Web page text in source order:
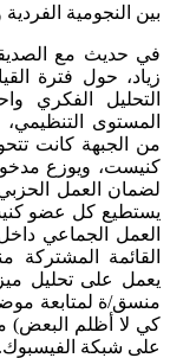
بين النجومية
في حديث مع الصديقة
زياد، حول فترة
التحليل الفكري
المستوى
من الجبهة كانت
كنيست، ويوزع
لضمان العمل
يستطيع كل عضو
العمل الجماعي
يعمل على تحليل
منسق/ة لمتابعة
كي لا أظلم البعض)
على شبكة الفيسبوك.